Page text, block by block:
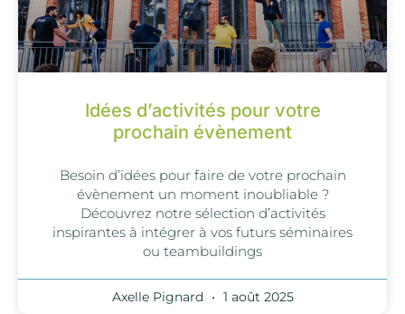
Idées d’activités pour votre
prochain évènement
Besoin d’idées pour faire de votre prochain
évènement un moment inoubliable ?
Découvrez notre sélection d’activités
inspirantes à intégrer à vos futurs séminaires
ou teambuildings
Axelle Pignard 1 août 2025